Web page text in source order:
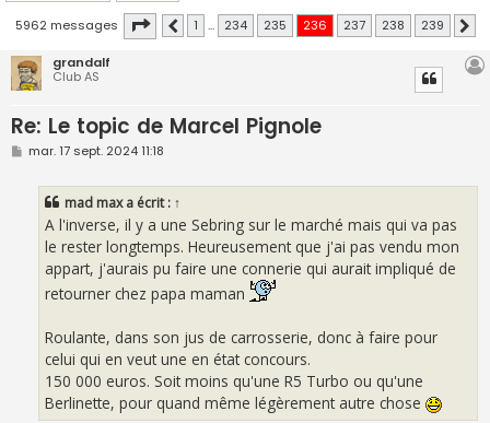
5962 messages Page 236 sur239
Précédente
1 … 234 235 236 237 238 239
grandalf
Club AS
Re: Le topic de Marcel Pignole
M
mar. 17 sept. 2024 11:18
mad maxa écrit : ↑
A l'inverse, il y a une Sebring sur le marché mais qui va pas
le rester longtemps. Heureusement que j'ai pas vendu mon
appart, j'aurais pu faire une connerie qui aurait impliqué de
retourner chez papa maman
Roulante, dans son jus de carrosserie, donc à faire pour
celui qui en veut une en état concours.
150 000 euros. Soit moins qu'une R5 Turbo ou qu'une
Berlinette, pour quand même légèrement autre chose